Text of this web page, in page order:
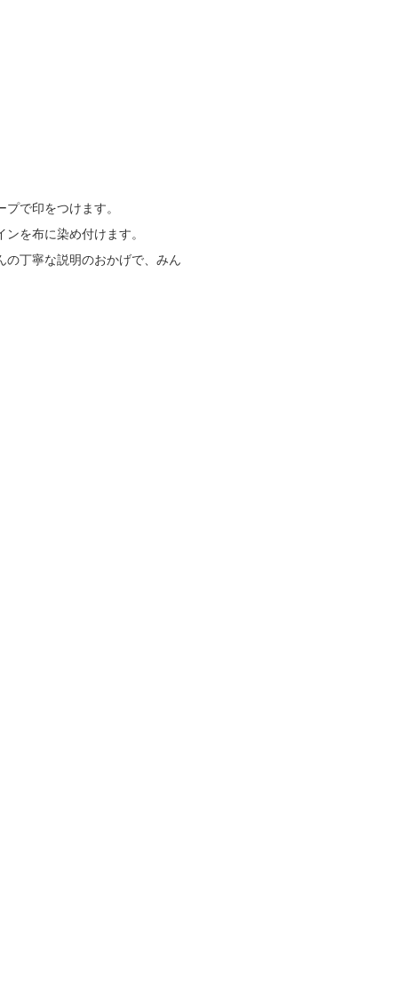
で印をつけます。
を布に染め付けます。
の丁寧な説明のおかげで、みん